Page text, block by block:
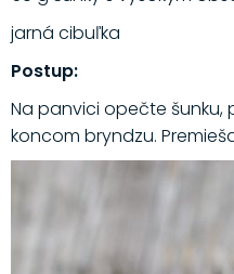
jarná cibuľka
Postup:
Na panvici opečte
koncom bryndzu.